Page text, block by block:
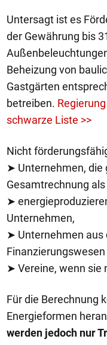
Untersagt ist es
der Gewährung bis
Beheizung von
Gastgärten
betreiben.
schwarze Liste >>
Nicht
➤ Unternehmen,
Gesamtrechnung
➤
Unternehmen,
➤ Unternehmen aus
➤ Vereine, wenn sie
Für die Berechnung
Energieformen
werden jedoch nur